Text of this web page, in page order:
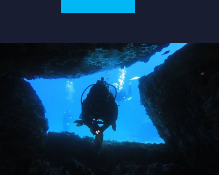
PREISLISTE
ÜBER UNS
KONTAKTIEREN SIE
UNS